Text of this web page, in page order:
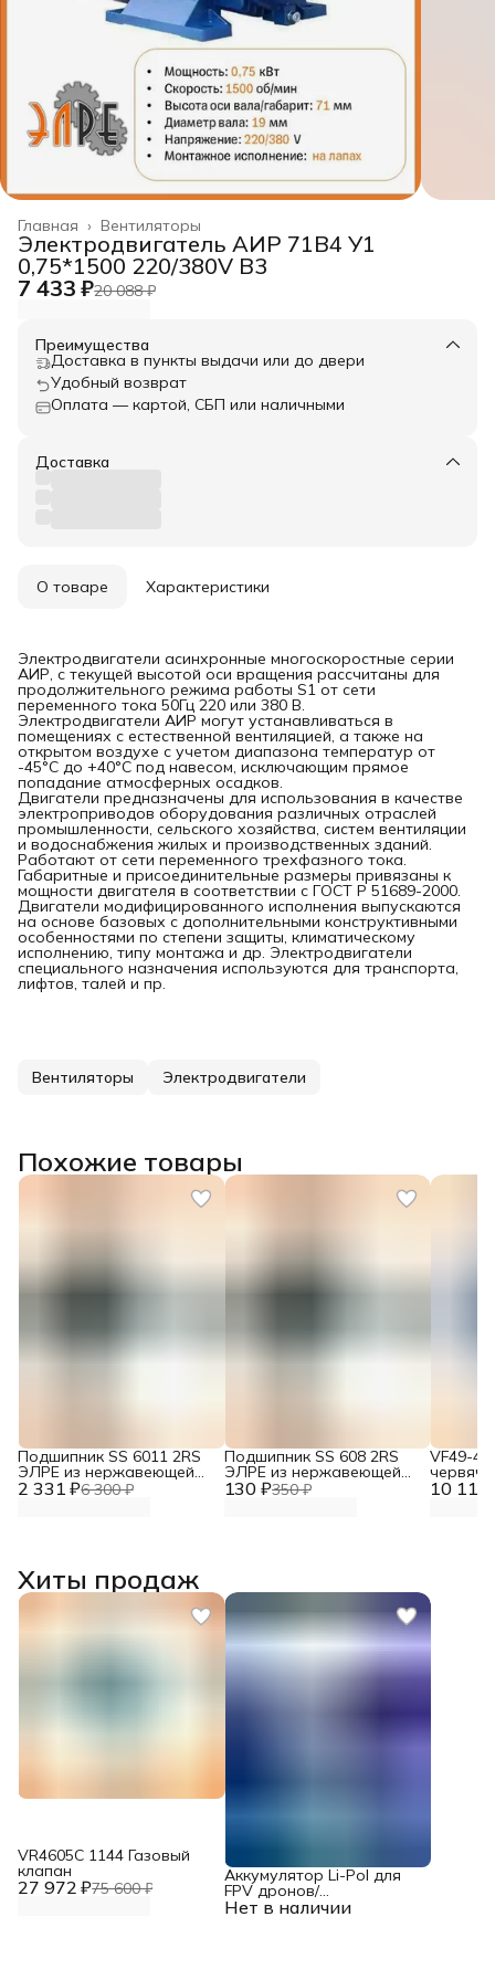
Вентиляторы
Главная ›
Электродвигатель АИР 71B4 У1
0,75*1500 220/380V B3
7 433 ₽20 088 ₽
Преимущества
Доставка в пункты выдачи или до двери
Удобный возврат
Оплата — картой, СБП или наличными
Доставка
О товаре Характеристики
Электродвигатели асинхронные многоскоростные серии
АИР, с текущей высотой оси вращения рассчитаны для
продолжительного режима работы S1 от сети
переменного тока 50Гц 220 или 380 B.
Электродвигатели АИР могут устанавливаться в
помещениях с естественной вентиляцией, а также на
открытом воздухе с учетом диапазона температур от
-45°С до +40°С под навесом, исключающим прямое
попадание атмосферных осадков.
Двигатели предназначены для использования в качестве
электроприводов оборудования различных отраслей
промышленности, сельского хозяйства, систем вентиляции
и водоснабжения жилых и производственных зданий.
Работают от сети переменного трехфазного тока.
Габаритные и присоединительные размеры привязаны к
мощности двигателя в соответствии с ГОСТ Р 51689-2000.
Двигатели модифицированного исполнения выпускаются
на основе базовых с дополнительными конструктивными
особенностями по степени защиты, климатическому
исполнению, типу монтажа и др. Электродвигатели
специального назначения используются для транспорта,
лифтов, талей и пр.
Вентиляторы Электродвигатели
Похожие товары
2 331 ₽6 300 ₽
Подшипник SS 6011 2RS
ЭЛРЕ из нержавеющей
стали 130 ₽350 ₽
Подшипник SS 608 2RS
ЭЛРЕ из нержавеющей
стали 10 119
VF49-
Хиты продаж
27 972 ₽75 600 ₽
VR4605С 1144 Газовый
клапан
Нет в наличии
Аккумулятор Li-Pol для
FPV дронов/
квадрокоптеров 23,1 В,